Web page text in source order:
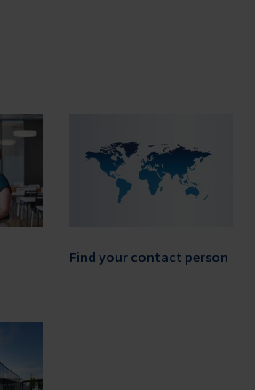
Find your contact person